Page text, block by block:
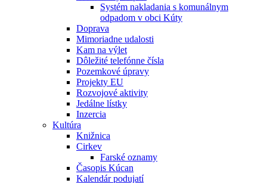
Systém nakladania s komunálnym
odpadom v obci Kúty
Doprava
Mimoriadne udalosti
Kam na výlet
Dôležité telefónne čísla
Pozemkové úpravy
Projekty EU
Rozvojové aktivity
Jedálne lístky
Inzercia
Kultúra
Knižnica
Cirkev
Farské oznamy
Časopis Kúcan
Kalendár podujatí